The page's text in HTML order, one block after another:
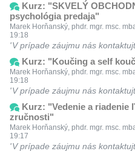
Kurz: "SKVELÝ
psychológia predaja"
Marek Horňanský, phdr. mgr. msc.
19:18
V prípade záujmu nás
Kurz: "Koučing a self
Marek Horňanský, phdr. mgr. msc.
19:18
V prípade záujmu nás
Kurz: "Vedenie a riadenie
zručnosti"
Marek Horňanský, phdr. mgr. msc.
19:17
V prípade záujmu nás